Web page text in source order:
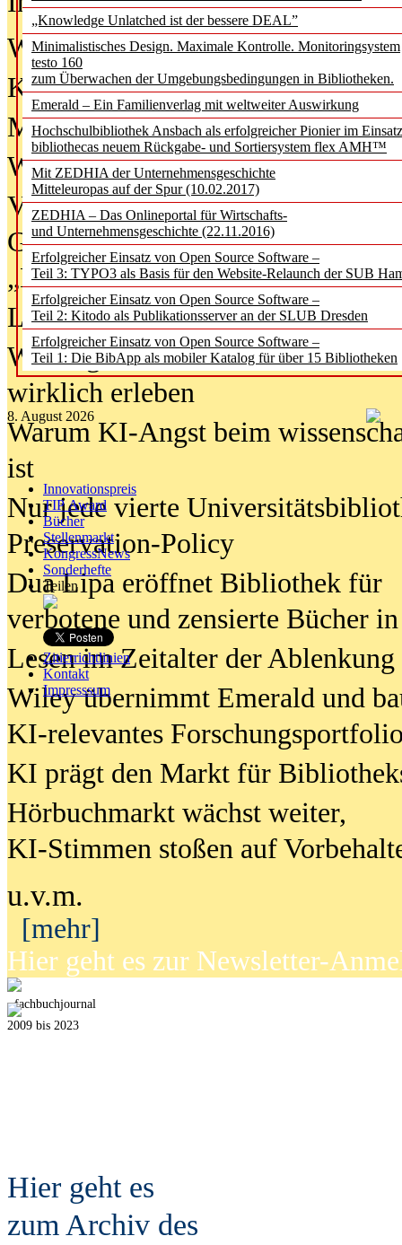
„Knowledge Unlatched ist der bessere DEAL”
Minimalistisches Design. Maximale Kontrolle. Monitoringsystem
testo 160
zum Überwachen der Umgebungsbedingungen in Bibliotheken.
Emerald – Ein Familienverlag mit weltweiter Auswirkung
Hochschulbibliothek Ansbach als erfolgreicher Pionier im
bibliothecas neuem Rückgabe- und Sortiersystem flex AMH™
Mit ZEDHIA der Unternehmensgeschichte
Mitteleuropas auf der Spur (10.02.2017)
ZEDHIA – Das Onlineportal für Wirtschafts-
und Unternehmensgeschichte (22.11.2016)
Erfolgreicher Einsatz von Open Source Software –
Teil 3: TYPO3 als Basis für den Website-Relaunch der SUB
Erfolgreicher Einsatz von Open Source Software –
Teil 2: Kitodo als Publikationsserver an der SLUB Dresden
Erfolgreicher Einsatz von Open Source Software –
Teil 1: Die BibApp als mobiler Katalog für über 15 Bibliotheken
8. August 2026
Innovationspreis
TIP Award
Bücher
Stellenmarkt
KongressNews
Sonderhefte
Teilen
Zitierrichtlinien
Kontakt
Impresssum
Was Hochschul­bibliotheken von
Kinder in der digitalen Welt
Metadaten als Infrastruktur
Wenn Bots katalogisieren
Von Abschlusskleidern bis
Geisterjagd-Ausrüstung in der
„Library of Things“ unterwegs
Lesen als Infrastrukturaufgabe
Wie Jugendliche Social Media
wirklich erleben
Warum KI-Angst beim
ist
Nur jede vierte
Preservation-Policy
Dua Lipa eröffnet Bibliothek für
verbotene und zensierte Bücher
Lesen im Zeitalter der Ablenkung
Wiley übernimmt Emerald und
KI-relevantes
KI prägt den Markt für
Hörbuchmarkt wächst weiter,
KI-Stimmen stoßen auf
u.v.m.
[mehr]
Hier geht es zur Newsletter-
fachbuchjournal
2009 bis 2023
Hier geht es
zum Archiv des